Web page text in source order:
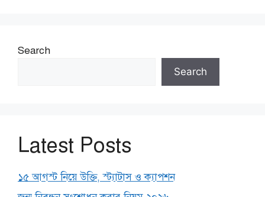
Search
Search
Latest Posts
১৫ আগস্ট নিয়ে উক্তি, স্ট্যাটাস ও ক্যাপশন